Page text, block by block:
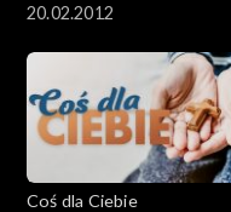
20.02.2012
Coś dla Ciebie